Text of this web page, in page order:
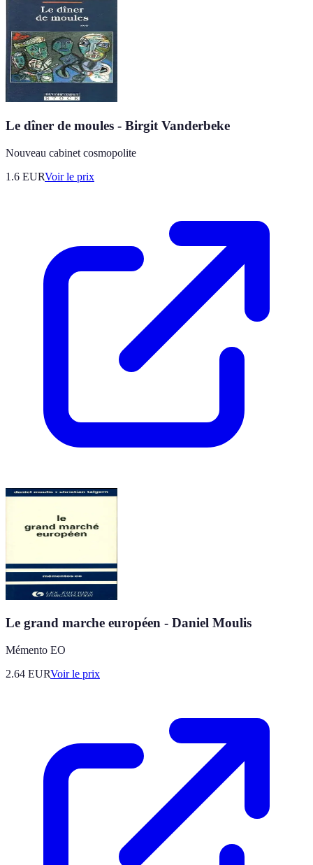
Le dîner de moules - Birgit Vanderbeke
Nouveau cabinet cosmopolite
1.6 EURVoir le prix
Le grand marche européen - Daniel Moulis
Mémento EO
2.64 EURVoir le prix